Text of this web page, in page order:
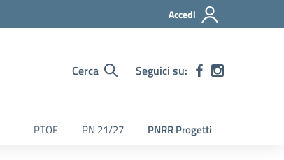
Accedi
Cerca Seguici su:
PTOF PN 21/27 PNRR Progetti